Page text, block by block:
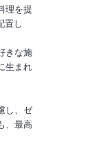
理を提
置し
きな施
生まれ
し、ゼ
、最高